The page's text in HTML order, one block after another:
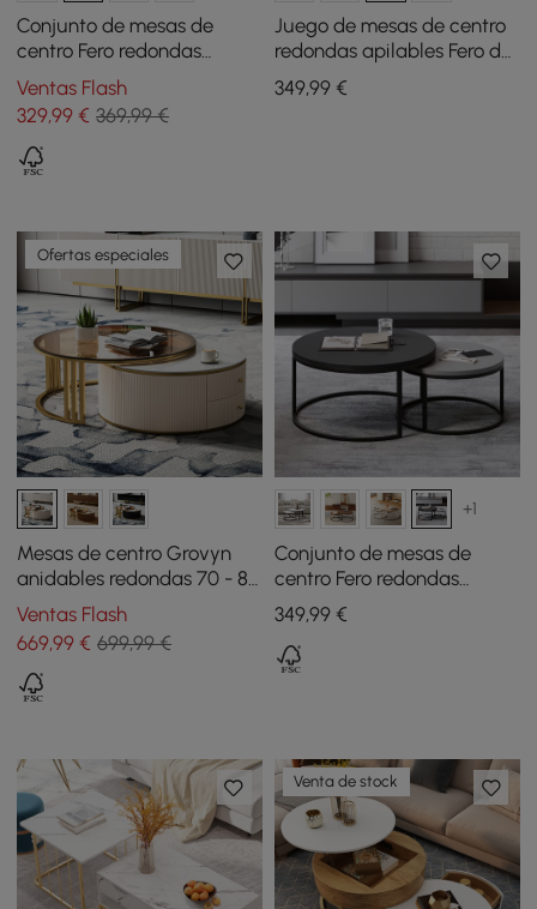
Conjunto de mesas de
centro Fero redondas
apilables de madera -
nogal
Ventas Flash
329,99 € 369,99 €
Juego de mesas de centro
redondas apilables Fero de
madera - natural y blanco
349,99€
Ofertas especiales
Mesas de centro Grovyn
anidables redondas 70 - 80
cm con tapa de piedra
sinterizada marfil
Ventas Flash
669,99 € 699,99 €
+1
Conjunto de mesas de
centro Fero redondas
apilables de madera - gris
y negro
349,99€
Venta de stock